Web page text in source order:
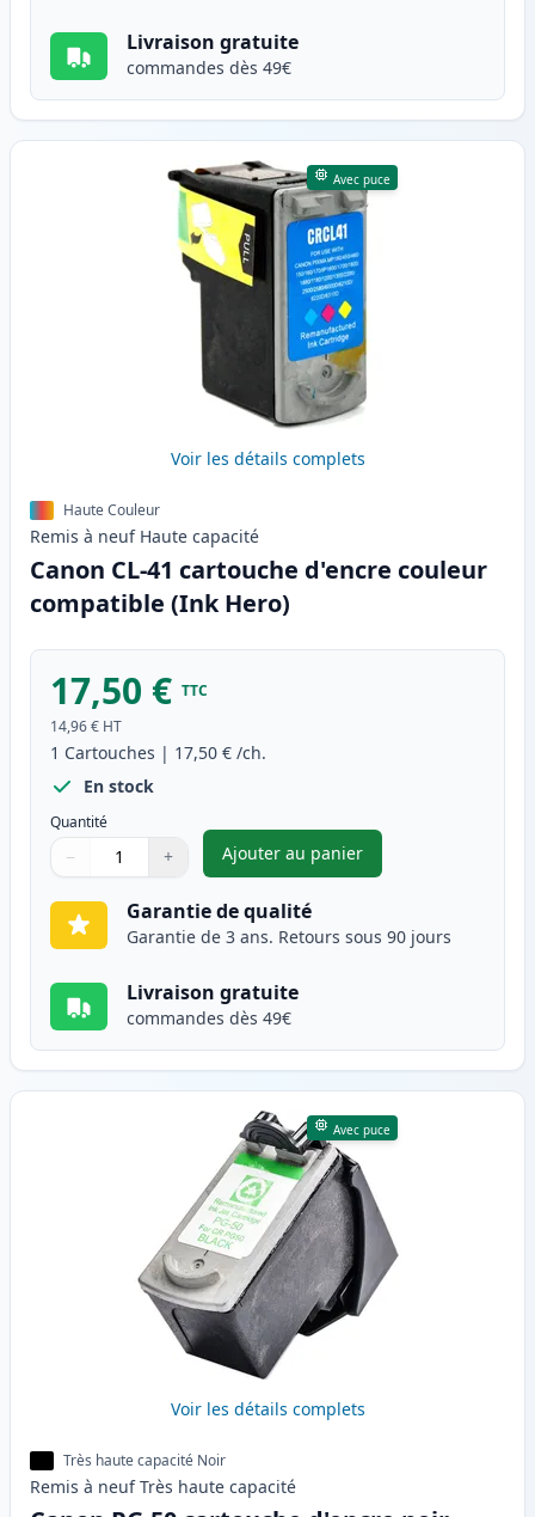
Livraison gratuite
commandes dès 49€
Avec puce
Voir les détails complets
Haute Couleur
Remis à neuf Haute capacité
Canon CL-41 cartouche d'encre couleur
compatible (Ink Hero)
17,50 € TTC
14,96 € HT
1 Cartouches | 17,50 € /ch.
En stock
Quantité
Quantité
Utilisez les boutons pour ajuster
− +
Quantité
Ajouter au panier
,Canon CL-41 cartouche
Garantie de qualité
Garantie de 3 ans. Retours sous 90 jours
Livraison gratuite
commandes dès 49€
Avec puce
Voir les détails complets
Très haute capacité Noir
Remis à neuf Très haute capacité